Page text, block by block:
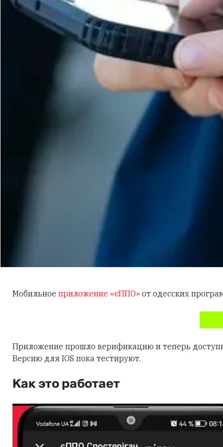
Мобильное приложение «єППО» от одесских
Приложение прошло верификацию и теперь
Версию для IOS пока тестируют.
Как это работает